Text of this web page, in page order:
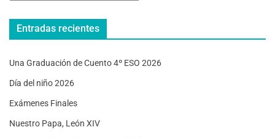
Entradas recientes
Una Graduación de Cuento 4º ESO 2026
Día del niño 2026
Exámenes Finales
Nuestro Papa, León XIV